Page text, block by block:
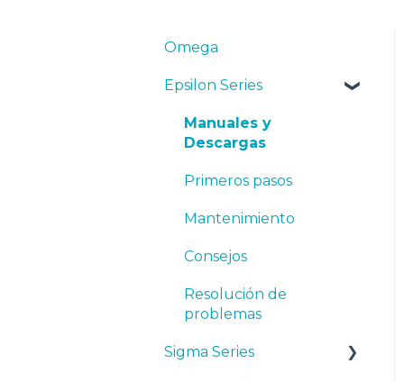
Omega
Epsilon Series
Manuales y
Descargas
Primeros pasos
Mantenimiento
Consejos
Resolución de
problemas
Sigma Series